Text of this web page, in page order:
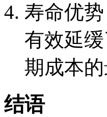
寿命优
有效延
期成本的
结语